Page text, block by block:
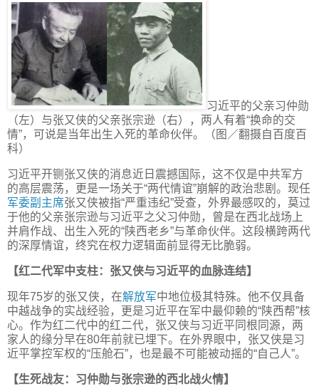
习近平的父亲习仲勋
（左）与张又侠的父亲张宗逊（右），两人有着“换命的交
情”，可说是当年出生入死的革命伙伴。（图／翻摄自百度百
科）
习近平开铡张又侠的消息近日震撼国际，这不仅是中共军方
的高层震荡，更是一场关于“两代情谊”崩解的政治悲剧。现任
军委副主席张又侠被指“严重违纪”受查，外界最感叹的，莫过
于他的父亲张宗逊与习近平之父习仲勋，曾是在西北战场上
并肩作战、出生入死的“陕西老乡”与革命伙伴。这段横跨两代
的深厚情谊，终究在权力逻辑面前显得无比脆弱。
【红二代军中支柱：张又侠与习近平的血脉连结】
现年75岁的张又侠，在解放军中地位极其特殊。他不仅具备
中越战争的实战经验，更是习近平在军中最仰赖的“陕西帮”核
心。作为红二代中的红二代，张又侠与习近平同根同源，两
家人的缘分早在80年前就已埋下。在外界眼中，张又侠是习
近平掌控军权的“压舱石”，也是最不可能被动摇的“自己人”。
【生死战友：习仲勋与张宗逊的西北战火情】